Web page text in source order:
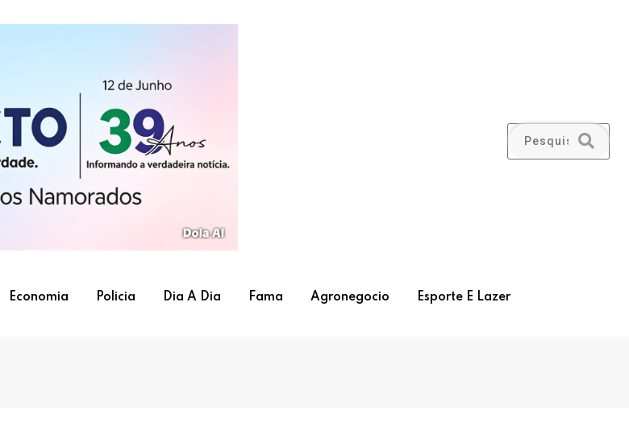
Economia Policia Dia A Dia Fama Agronegocio Esporte E Lazer